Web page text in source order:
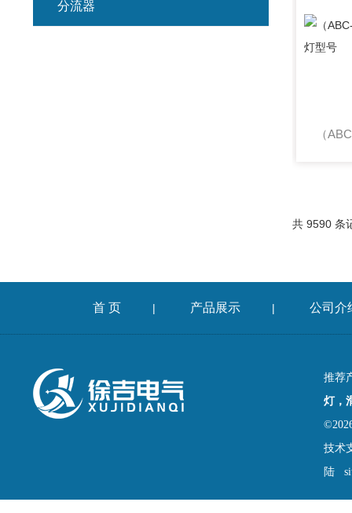
共 9590 条
分流器
首 页 | 产品展示 | 公司介
推荐
灯，
技术
陆